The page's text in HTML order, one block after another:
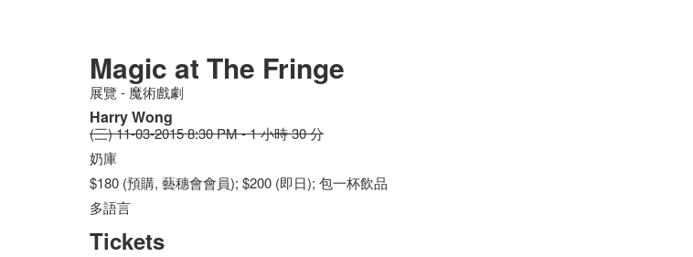
Magic at The Fringe
展覽 - 魔術戲劇
Harry Wong
(三) 11-03-2015 8:30 PM - 1 小時 30 分
奶庫
$180 (預購, 藝穗會會員); $200 (即日); 包一杯飲品
多語言
Tickets